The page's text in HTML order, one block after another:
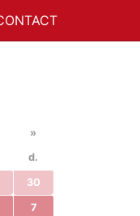
»
d.
30
7